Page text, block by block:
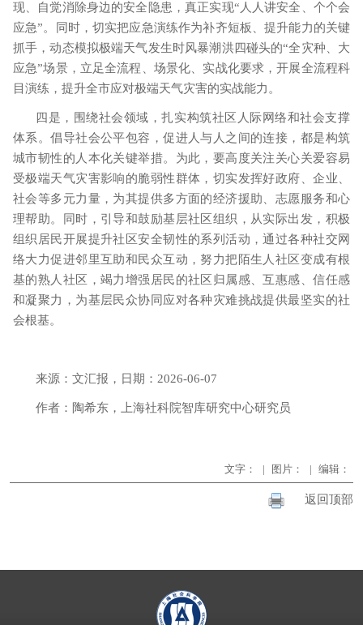
现、自觉消除身边的安全隐患，真正实现“人人讲安全、个个会
应急”。同时，切实把应急演练作为补齐短板、提升能力的关键
抓手，动态模拟极端天气发生时风暴潮洪四碰头的“全灾种、大
应急”场景，立足全流程、场景化、实战化要求，开展全流程科
目演练，提升全市应对极端天气灾害的实战能力。
四是，围绕社会领域，扎实构筑社区人际网络和社会支撑
体系。倡导社会公平包容，促进人与人之间的连接，都是构筑
城市韧性的人本化关键举措。为此，要高度关注关心关爱容易
受极端天气灾害影响的脆弱性群体，切实发挥好政府、企业、
社会等多元力量，为其提供多方面的经济援助、志愿服务和心
理帮助。同时，引导和鼓励基层社区组织，从实际出发，积极
组织居民开展提升社区安全韧性的系列活动，通过各种社交网
络大力促进邻里互助和民众互动，努力把陌生人社区变成有根
基的熟人社区，竭力增强居民的社区归属感、互惠感、信任感
和凝聚力，为基层民众协同应对各种灾难挑战提供最坚实的社
会根基。
来源：文汇报 ， 日期： 2026-06-07
作者：陶希东 ， 上海社科院智库研究中心研究员
文字： | 图片： | 编辑：
返回顶部